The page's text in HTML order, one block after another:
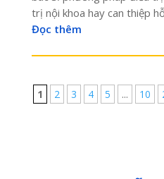
trị nội khoa hay can thiệp
Đọc thêm
1 2 3 4 5 ... 10